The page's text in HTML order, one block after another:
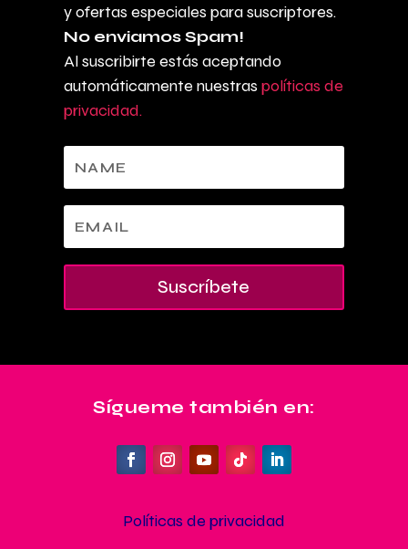
y ofertas especiales para suscriptores.
No enviamos Spam!
Al suscribirte estás aceptando
automáticamente nuestras políticas de
privacidad.
Suscríbete
Sígueme también en:
Políticas de privacidad